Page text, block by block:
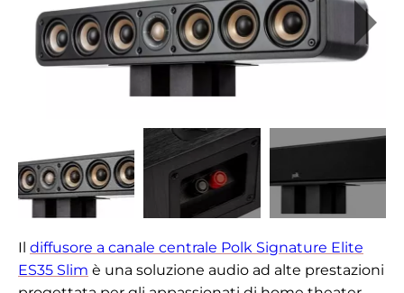
Il diffusore a canale centrale Polk Signature Elite
ES35 Slim è una soluzione audio ad alte prestazioni